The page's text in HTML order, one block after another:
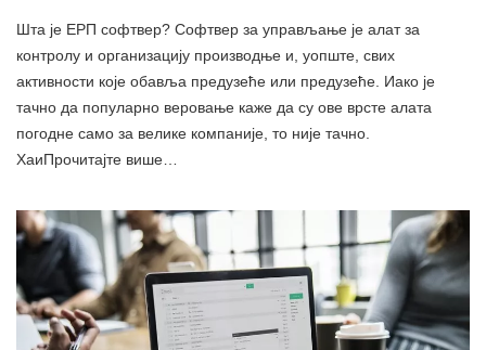
Шта је ЕРП софтвер? Софтвер за управљање је алат за
контролу и организацију производње и, уопште, свих
активности које обавља предузеће или предузеће. Иако је
тачно да популарно веровање каже да су ове врсте алата
погодне само за велике компаније, то није тачно.
ХаиПрочитајте више…